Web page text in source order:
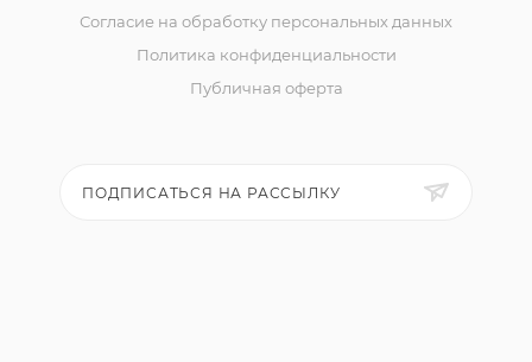
Согласие на обработку персональных данных
Политика конфиденциальности
Публичная оферта
ПОДПИСАТЬСЯ НА РАССЫЛКУ